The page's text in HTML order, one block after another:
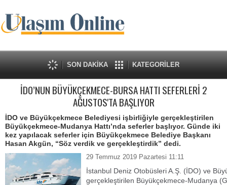
SON DAKİKA KATEGORİLER
İDO’NUN BÜYÜKÇEKMECE-BURSA HATTI SEFERLERİ 2
AĞUSTOS'TA BAŞLIYOR
İDO ve Büyükçekmece Belediyesi işbirliğiyle gerçekleştirilen
Büyükçekmece-Mudanya Hattı’nda seferler başlıyor. Günde iki
kez yapılacak seferler için Büyükçekmece Belediye Başkanı
Hasan Akgün, “Söz verdik ve gerçekleştirdik” dedi.
29 Temmuz 2019 Pazartesi 11:11
İstanbul Deniz Otobüsleri A.Ş. (İDO) ve
gerçekleştirilen Büyükçekmece-Mudanya